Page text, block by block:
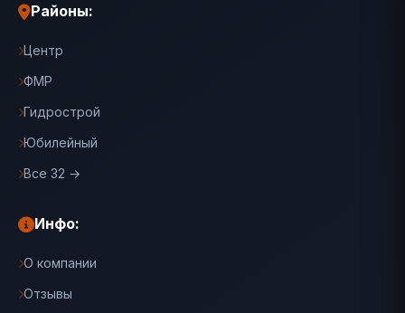
Районы:
Центр
ФМР
Гидрострой
Юбилейный
Все 32 →
Инфо:
О компании
Отзывы